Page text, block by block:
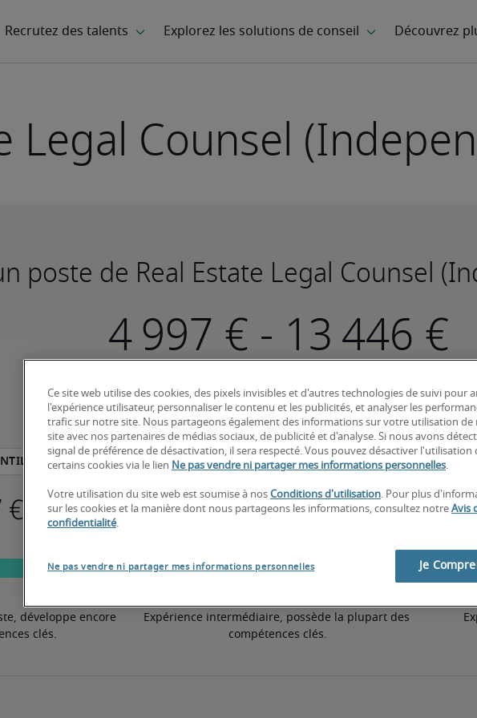
Legal Counsel
poste de Real Estate Legal Counsel
-
5% supérieur à la moyenne nationale
développe encore
clés.
50e pourcentile
Expérience intermédiaire, possède la plupart des
compétences clés.
Ce site web utilise des cookies, des pixels invisibles et d'autres technologies de suivi pour
l'expérience utilisateur, personnaliser le contenu et les publicités, et analyser les
trafic sur notre site. Nous partageons également des informations sur votre utilisation de
site avec nos partenaires de médias sociaux, de publicité et d'analyse. Si nous avons
signal de préférence de désactivation, il sera respecté. Vous pouvez désactiver l'utilisation
certains cookies via le lien Ne pas vendre ni partager mes informations personnelles.
Votre utilisation du site web est soumise à nos Conditions d'utilisation. Pour plus
sur les cookies et la manière dont nous partageons les informations, consultez notre Avis
confidentialité.
Ne pas vendre ni partager mes informations personnelles Je